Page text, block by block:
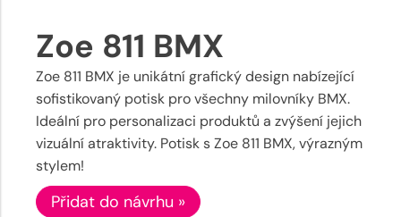
Zoe 811 BMX
Zoe 811 BMX je unikátní grafický design nabízející
sofistikovaný potisk pro všechny milovníky BMX.
Ideální pro personalizaci produktů a zvýšení jejich
vizuální atraktivity. Potisk s Zoe 811 BMX, výrazným
stylem!
Přidat do návrhu »